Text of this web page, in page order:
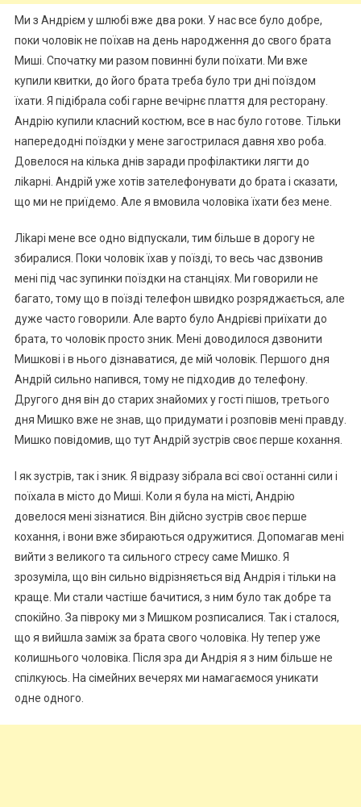
Ми з Андрієм у шлюбі вже два роки. У нас все було добре,
поки чоловік не поїхав на день народження до свого брата
Миші. Спочатку ми разом повинні були поїхати. Ми вже
купили квитки, до його брата треба було три дні поїздом
їхати. Я підібрала собі гарне вечірнє плаття для ресторану.
Андрію купили класний костюм, все в нас було готове. Тільки
напередодні поїздки у мене загострилася давня хво роба.
Довелося на кілька днів заради профілактики лягти до
ліkарні. Андрій уже хотів зателефонувати до брата і сказати,
що ми не приїдемо. Але я вмовила чоловіка їхати без мене.
Ліkарі мене все одно відпускали, тим більше в дорогу не
збиралися. Поки чоловік їхав у поїзді, то весь час дзвонив
мені під час зупинки поїздки на станціях. Ми говорили не
багато, тому що в поїзді телефон швидко розряджається, але
дуже часто говорили. Але варто було Андрієві приїхати до
брата, то чоловік просто зник. Мені доводилося дзвонити
Мишкові і в нього дізнаватися, де мій чоловік. Першого дня
Андрій сильно напився, тому не підходив до телефону.
Другого дня він до старих знайомих у гості пішов, третього
дня Мишко вже не знав, що придумати і розповів мені правду.
Мишко повідомив, що тут Андрій зустрів своє перше кохання.
І як зустрів, так і зник. Я відразу зібрала всі свої останні сили і
поїхала в місто до Миші. Коли я була на місті, Андрію
довелося мені зізнатися. Він дійсно зустрів своє перше
кохання, і вони вже збираються одружитися. Допомагав мені
вийти з великого та сильного стресу саме Мишко. Я
зрозуміла, що він сильно відрізняється від Андрія і тільки на
краще. Ми стали частіше бачитися, з ним було так добре та
спокійно. За півроку ми з Мишком розписалися. Так і сталося,
що я вийшла заміж за брата свого чоловіка. Ну тепер уже
колишнього чоловіка. Після зра ди Андрія я з ним більше не
спілкуюсь. На сімейних вечерях ми намагаємося уникати
одне одного.